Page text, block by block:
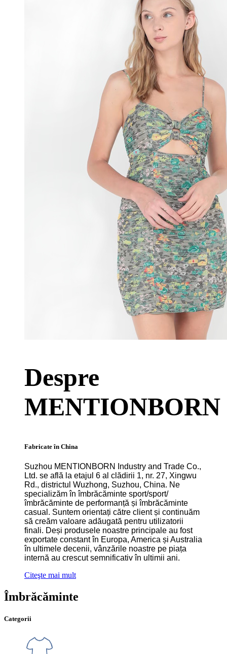
Despre
MENTIONBORN
Fabricate în China
Suzhou MENTIONBORN Industry and Trade Co.,
Ltd. se află la etajul 6 al clădirii 1, nr. 27, Xingwu
Rd., districtul Wuzhong, Suzhou, China. Ne
specializăm în îmbrăcăminte sport/sport/
îmbrăcăminte de performanță și îmbrăcăminte
casual. Suntem orientați către client și continuăm
să creăm valoare adăugată pentru utilizatorii
finali. Deși produsele noastre principale au fost
exportate constant în Europa, America și Australia
în ultimele decenii, vânzările noastre pe piața
internă au crescut semnificativ în ultimii ani.
Citeşte mai mult
Îmbrăcăminte
Categorii